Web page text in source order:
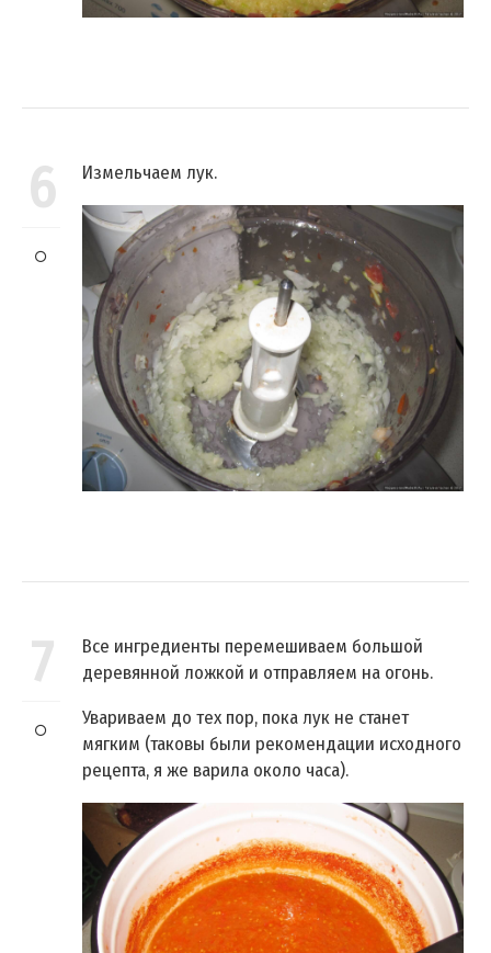
6 Измельчаем лук.
7
Все ингредиенты перемешиваем большой
деревянной ложкой и отправляем на огонь.
Увариваем до тех пор, пока лук не станет
мягким (таковы были рекомендации исходного
рецепта, я же варила около часа).